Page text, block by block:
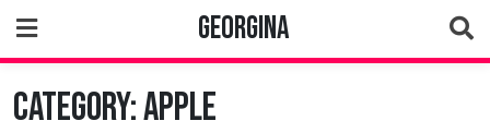
to
content
Georgina
Category:Apple